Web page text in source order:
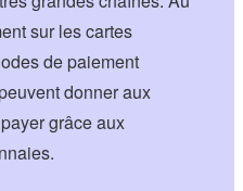
sur les cartes
de paiement
donner aux
grâce aux